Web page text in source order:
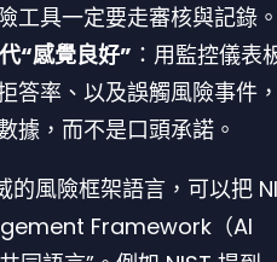
工具一定要走審核與記錄
“感覺良好” ：用監控儀表
答率、以及誤觸風險事件
據，而不是口頭承諾。
的風險框架語言，可以把
Framework（AI